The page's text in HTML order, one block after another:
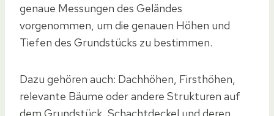
genaue Messungen des Geländes
vorgenommen, um die genauen Höhen und
Tiefen des Grundstücks zu bestimmen.
Dazu gehören auch: Dachhöhen, Firsthöhen,
relevante Bäume oder andere Strukturen auf